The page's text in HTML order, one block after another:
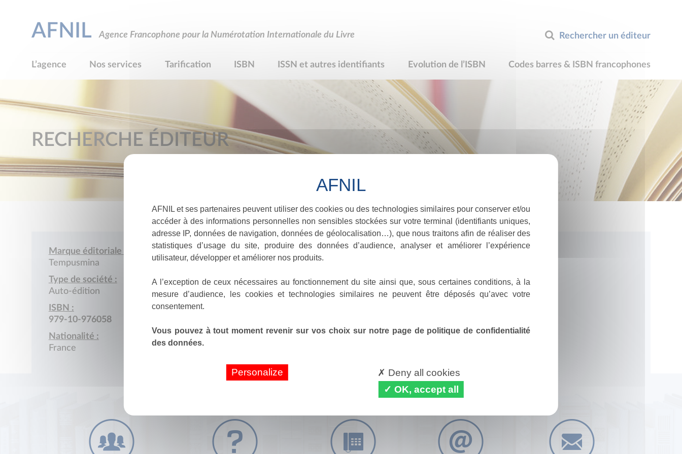
Rechercher un éditeur
AFNIL Agence Francophone pour la Numérotation Internationale du Livre
L’agence Nos services Tarification ISBN ISSN et autres identifiants Evolution de l’ISBN Codes barres & ISBN francophones
RECHERCHE ÉDITEUR
Marque éditoriale :
Tempusmina
Type de société :
Auto-édition
ISBN :
979-10-976058
Nationalité :
France
AFNIL et ses partenaires peuvent utiliser des cookies ou des technologies similaires pour conserver et/ou
accéder à des informations personnelles non sensibles stockées sur votre terminal (identifiants uniques,
adresse IP, données de navigation, données de géolocalisation…), que nous traitons afin de réaliser des
statistiques d’usage du site, produire des données d’audience, analyser et améliorer l’expérience
utilisateur, développer et améliorer nos produits.
A l’exception de ceux nécessaires au fonctionnement du site ainsi que, sous certaines conditions, à la
mesure d’audience, les cookies et technologies similaires ne peuvent être déposés qu’avec votre
consentement.
Vous pouvez à tout moment revenir sur vos choix sur notre page de politique de confidentialité
des données.
Personalize
Deny all cookies
OK, accept all